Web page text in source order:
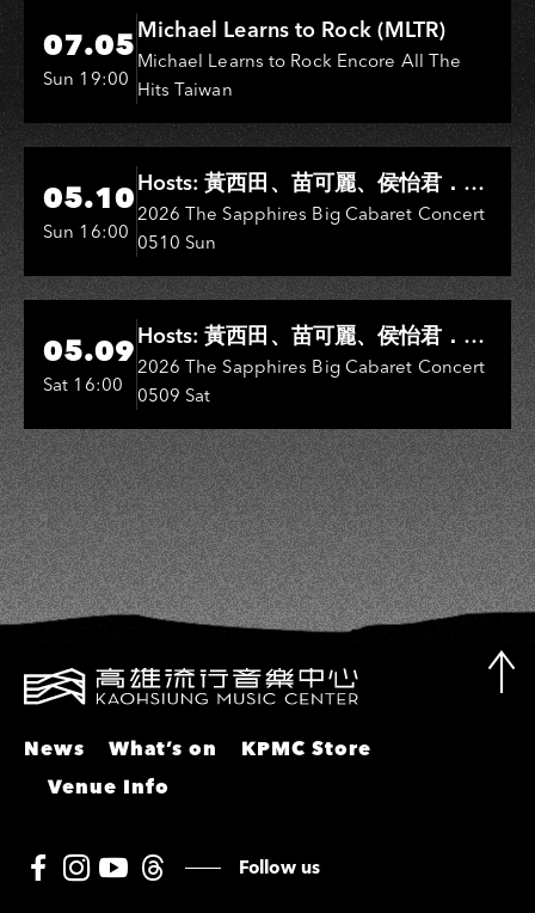
Hi-Ing Music Hall
07.05
Sun 19:00
Michael Learns to Rock (MLTR)
Michael Learns to Rock Encore All The
Hits Taiwan
Hi-Ing Music Hall
05.10
Sun 16:00
Hosts: 黃西田、苗可麗、侯怡君．
Entertainers: 葉啟田、鳥來嬤-吳
敏、王彩樺、王瑞霞、吳淑敏、施文
彬、邵大倫、曹雅雯、陳孟賢、黃露
瑤
2026 The Sapphires Big Cabaret Concert
0510 Sun
Hi-Ing Music Hall
05.09
Sat 16:00
Hosts: 黃西田、苗可麗、侯怡君．
Entertainers: 葉啟田、鳥來嬤-吳
敏、張秀卿、王彩樺、吳淑敏、施文
彬、邵大倫、曹雅雯、陳孟賢、黃露
瑤
2026 The Sapphires Big Cabaret Concert
0509 Sat
News What’s on
KPMC Store
Venue Info
Follow us